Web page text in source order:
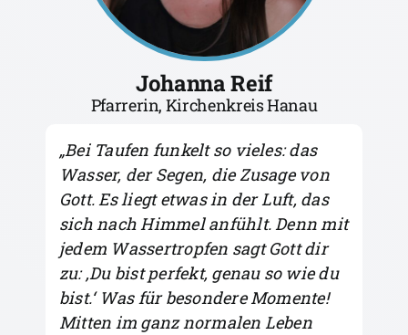
Johanna Reif
Pfarrerin, Kirchenkreis Hanau
„Bei Taufen funkelt so vieles: das
Wasser, der Segen, die Zusage von
Gott. Es liegt etwas in der Luft, das
sich nach Himmel anfühlt. Denn mit
jedem Wassertropfen sagt Gott dir
zu: ‚Du bist perfekt, genau so wie du
bist.‘ Was für besondere Momente!
Mitten im ganz normalen Leben